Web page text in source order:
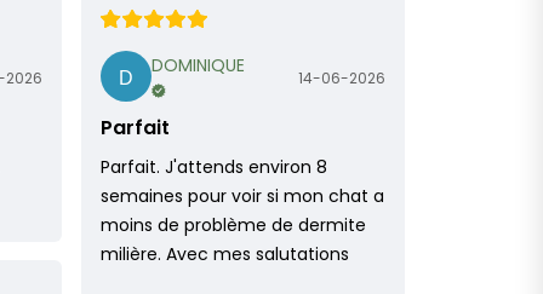
DOMINIQUE 14-06-2026
Parfait
Parfait. J'attends environ 8
semaines pour voir si mon chat a
moins de problème de dermite
milière. Avec mes salutations